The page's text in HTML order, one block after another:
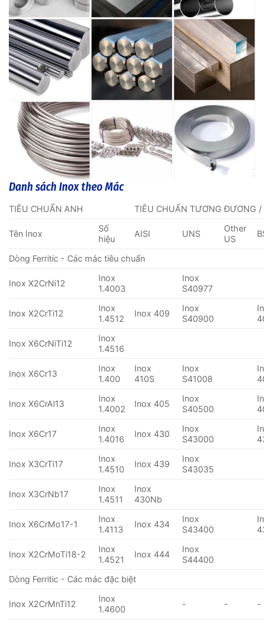
Danh sách Inox theo Mác
TIÊU CHUẨN ANH TIÊU CHUẨN TƯƠNG ĐƯƠNG /
Tên Inox
Số
hiệu
AISI UNS
Other
US
Dòng Ferritic - Các mác tiêu chuẩn
Inox X2CrNi12
Inox
1.4003
Inox
S40977
Inox X2CrTi12
Inox
1.4512
Inox 409
Inox
S40900
Inox X6CrNiTi12
Inox
1.4516
Inox X6Cr13
Inox
1.400
Inox
410S
Inox
S41008
Inox X6CrAl13
Inox
1.4002
Inox 405
Inox
S40500
Inox X6Cr17
Inox
1.4016
Inox 430
Inox
S43000
Inox X3CrTi17
Inox
1.4510
Inox 439
Inox
S43035
Inox X3CrNb17
Inox
1.4511
Inox
430Nb
Inox X6CrMo17-1
Inox
1.4113
Inox 434
Inox
S43400
Inox X2CrMoTi18-2
Inox
1.4521
Inox 444
Inox
S44400
Dòng Ferritic - Các mác đặc biệt
Inox X2CrMnTi12
Inox
1.4600
- - -